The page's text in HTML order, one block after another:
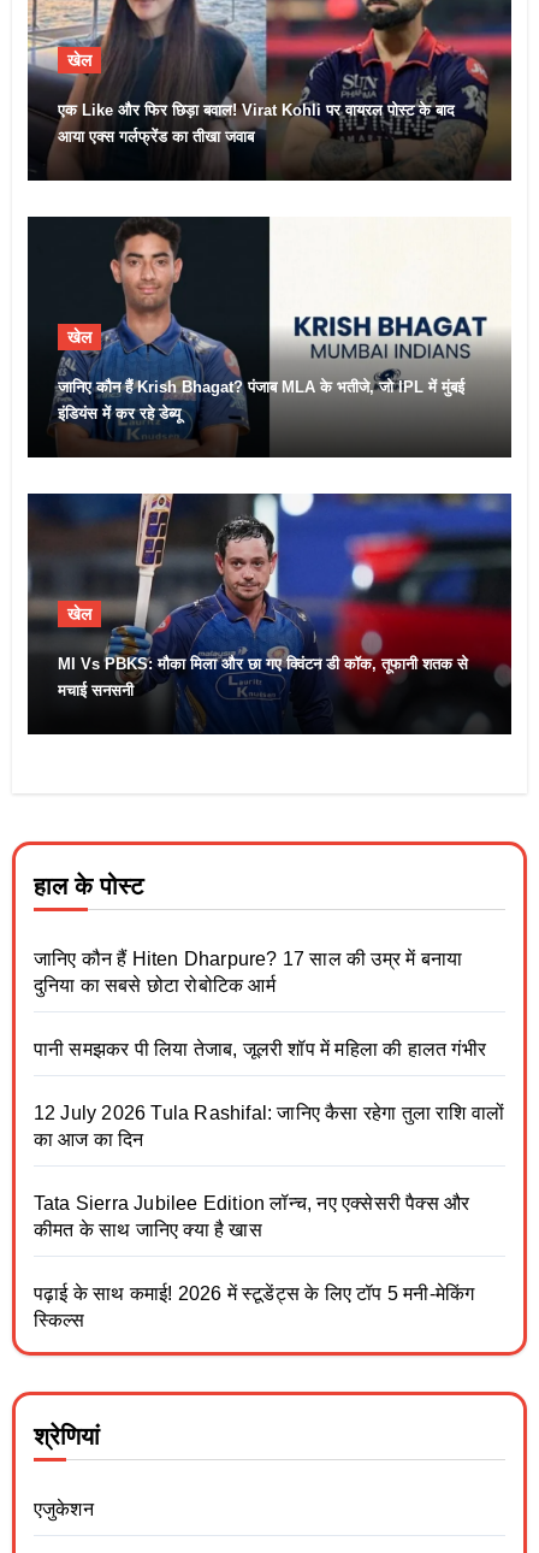
खेल
एक Like और फिर छिड़ा बवाल! Virat Kohli पर वायरल पोस्ट के बाद
आया एक्स गर्लफ्रेंड का तीखा जवाब
खेल
जानिए कौन हैं Krish Bhagat? पंजाब MLA के भतीजे, जो IPL में मुंबई
इंडियंस में कर रहे डेब्यू
खेल
MI Vs PBKS: मौका मिला और छा गए क्विंटन डी कॉक, तूफानी शतक से
मचाई सनसनी
हाल के पोस्ट
जानिए कौन हैं Hiten Dharpure? 17 साल की उम्र में बनाया
दुनिया का सबसे छोटा रोबोटिक आर्म
पानी समझकर पी लिया तेजाब, जूलरी शॉप में महिला की हालत गंभीर
12 July 2026 Tula Rashifal: जानिए कैसा रहेगा तुला राशि वालों
का आज का दिन
Tata Sierra Jubilee Edition लॉन्च, नए एक्सेसरी पैक्स और
कीमत के साथ जानिए क्या है खास
पढ़ाई के साथ कमाई! 2026 में स्टूडेंट्स के लिए टॉप 5 मनी-मेकिंग
स्किल्स
श्रेणियां
एजुकेशन